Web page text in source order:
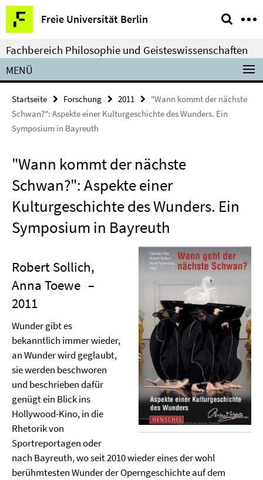
Springe
direkt
zu
Inhalt
Freie Universität Berlin
Service-
Navigation
Fachbereich Philosophie und Geisteswissenschaften
MENÜ
Startseite Forschung 2011
"Wann kommt der nächste
Schwan?": Aspekte einer Kulturgeschichte des Wunders. Ein
Symposium in Bayreuth
"Wann kommt der nächste
Schwan?": Aspekte einer
Kulturgeschichte des Wunders. Ein
Symposium in Bayreuth
Robert Sollich,
Anna Toewe –
2011
Wunder gibt es
bekanntlich immer wieder,
an Wunder wird geglaubt,
sie werden beschworen
und beschrieben dafür
genügt ein Blick ins
Hollywood-Kino, in die
Rhetorik von
Sportreportagen oder
nach Bayreuth, wo seit 2010 wieder eines der wohl
berühmtesten Wunder der Operngeschichte auf dem